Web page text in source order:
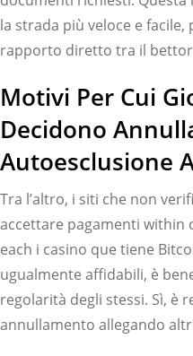
la strada più veloce e facile,
rapporto diretto tra il bettor
Motivi Per Cui
Decidono
Autoesclusione
Tra l’altro, i siti che non
accettare pagamenti within
each i casino que tiene
ugualmente affidabili, è
regolarità degli stessi. Sì, è
annullamento allegando